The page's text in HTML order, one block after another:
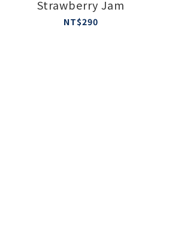
Strawberry Jam
NT$290